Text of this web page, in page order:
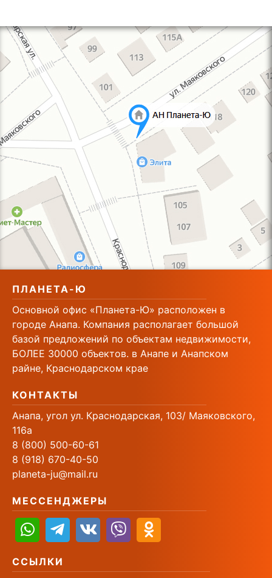
ПЛАНЕТА-Ю
Основной офис «Планета-Ю» расположен в
городе Анапа. Компания располагает большой
базой предложений по объектам недвижимости,
БОЛЕЕ 30000 объектов. в Анапе и Анапском
райне, Краснодарском крае
КОНТАКТЫ
Анапа, угол ул. Краснодарская, 103/ Маяковского,
116а
8 (800) 500-60-61
8 (918) 670-40-50
planeta-ju@mail.ru
МЕССЕНДЖЕРЫ
ССЫЛКИ